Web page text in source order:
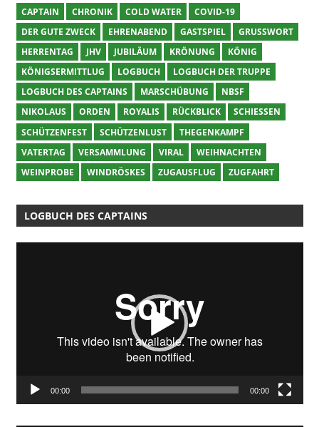
CAPTAIN CHRONIK COLD WATER
COVID-19
DER GUTE ZWECK
EHRENABEND GASTSPIEL
GRUSSWORT
HERRENTAG
JHV JUBILÄUM KRÖNUNG
KÖNIG
KÖNIGSERMITTLUG
LOGBUCH
LOGBUCH DER TRUPPE
LOGBUCH DES CAPTAINS
MARSCHÜBUNG
NBSF
NIKOLAUS
ORDEN ROYALIS RÜCKBLICK
SCHIESSEN
SCHÜTZENFEST
SCHÜTZENLUST
THEGENKAMPF
VATERTAG
VERSAMMLUNG VIRAL
WEIHNACHTEN
WEINPROBE
WINDRÖSKES ZUGAUSFLUG ZUGFAHRT
LOGBUCH DES CAPTAINS
00:00 00:00